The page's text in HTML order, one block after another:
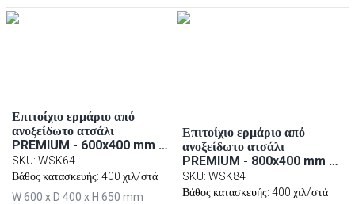
Επιτοίχιο ερμάριο από
ανοξείδωτο ατσάλι
PREMIUM - 600x400 mm -
με ανοιγόμενη πόρτα - 650
mm ύψος
SKU: WSK64
Βάθος κατασκευής: 400 χιλ/στά
W 600 x D 400 x H 650 mm
Επιτοίχιο ερμάριο από
ανοξείδωτο ατσάλι
PREMIUM - 800x400 mm -
με ανοιγόμενες πόρτες - 650
mm ύψος
SKU:WSK84
Βάθος κατασκευής: 400 χιλ/στά